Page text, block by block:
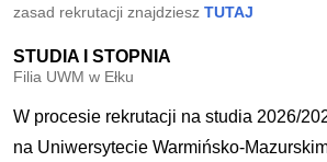
zasad rekrutacji znajdzieszTUTAJ
STUDIA I STOPNIA
Filia UWM w Ełku
W procesie rekrutacji na studia 2026/
na Uniwersytecie Warmińsko-